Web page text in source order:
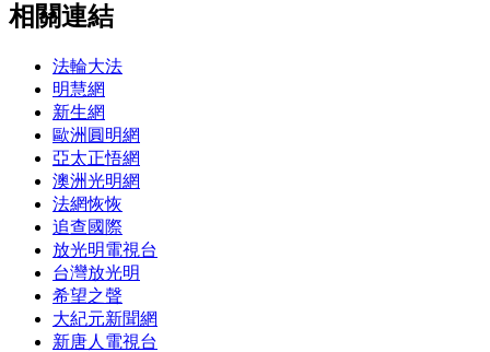
相關連結
法輪大法
明慧網
新生網
歐洲圓明網
亞太正悟網
澳洲光明網
法網恢恢
追查國際
放光明電視台
台灣放光明
希望之聲
大紀元新聞網
新唐人電視台